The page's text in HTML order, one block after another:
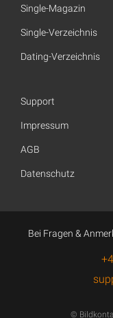
Single-Magazin
Single-Verzeichnis
Dating-Verzeichnis
Support
Impressum
AGB
Datenschutz
Bei Fragen &
©